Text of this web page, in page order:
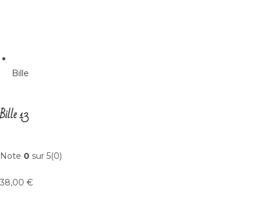
Bille
Bille 13
Note 0 sur 5(0)
38,00 €